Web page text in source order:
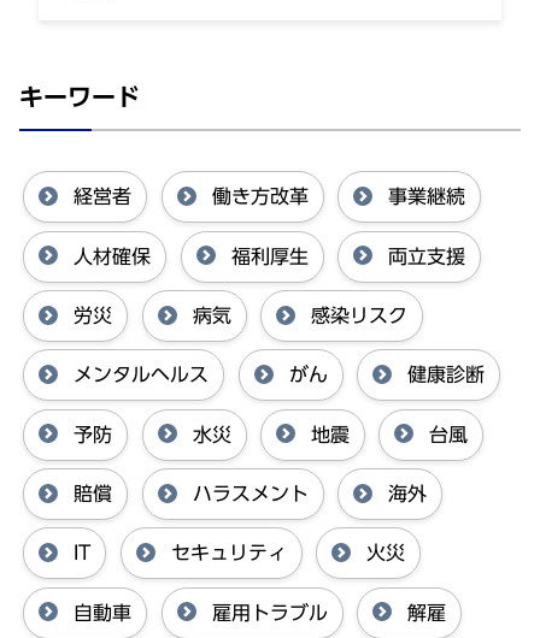
キーワード
経営者 働き方改革 事業継続
人材確保 福利厚生 両立支援
労災 病気 感染リスク
メンタルヘルス がん 健康診断
予防 水災 地震 台風
賠償 ハラスメント 海外
IT セキュリティ 火災
自動車 雇用トラブル 解雇